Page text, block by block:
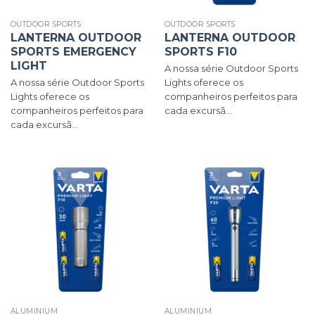
OUTDOOR SPORTS
LANTERNA OUTDOOR
SPORTS EMERGENCY
LIGHT
A nossa série Outdoor Sports
Lights oferece os
companheiros perfeitos para
cada excursã...
OUTDOOR SPORTS
LANTERNA OUTDOOR
SPORTS F10
A nossa série Outdoor Sports
Lights oferece os
companheiros perfeitos para
cada excursã...
ALUMINIUM ALUMINIUM